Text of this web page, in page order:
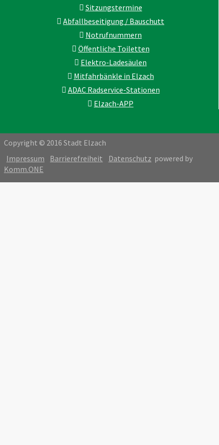
Sitzungstermine
Abfallbeseitigung / Bauschutt
Notrufnummern
Öffentliche Toiletten
Elektro-Ladesäulen
Mitfahrbänkle in Elzach
ADAC Radservice-Stationen
Elzach-APP
Copyright © 2016 Stadt Elzach
Impressum
Barrierefreiheit Datenschutz powered by
Komm.ONE